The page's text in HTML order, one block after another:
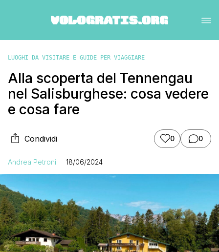
LUOGHI DA VISITARE E GUIDE PER VIAGGIARE
Alla scoperta del Tennengau
nel Salisburghese: cosa vedere
e cosa fare
Condividi 0 0
Andrea Petroni 18/06/2024